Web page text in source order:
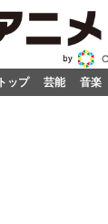
トップ 芸能 音楽